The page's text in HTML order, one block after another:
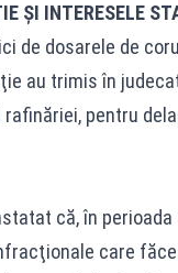
ȘI INTERESELE
de dosarele de
au trimis în
pentru
că, în perioada
care